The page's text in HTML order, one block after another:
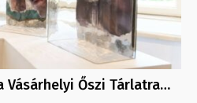
Vásárhelyi Őszi Tárlatra…